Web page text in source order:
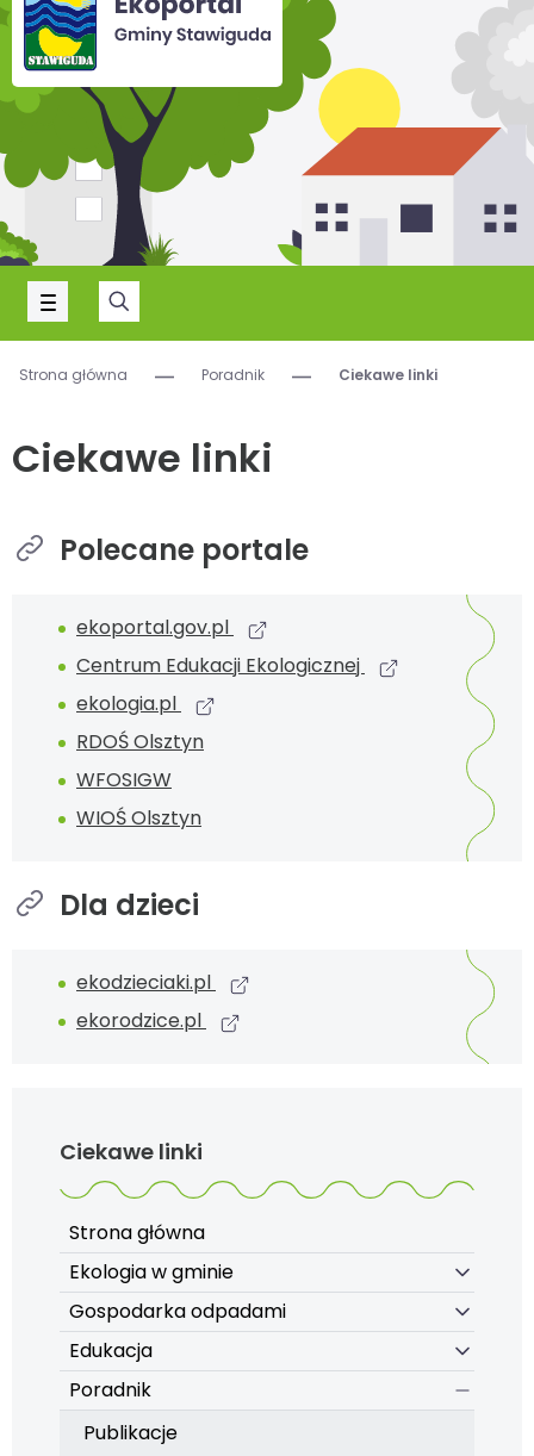
Strona główna Poradnik Ciekawe linki
Ciekawe linki
Polecane portale
ekoportal.gov.pl
Centrum Edukacji Ekologicznej
ekologia.pl
RDOŚ Olsztyn
WFOSIGW
WIOŚ Olsztyn
Dla dzieci
ekodzieciaki.pl
ekorodzice.pl
Ciekawe linki
Strona główna
Ekologia w gminie
Gospodarka odpadami
Edukacja
Poradnik
Publikacje